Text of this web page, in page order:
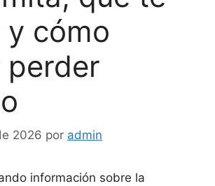
y cómo
perder
2026 por admin
información sobre la